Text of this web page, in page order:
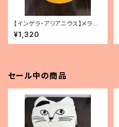
【インゲラ・アリアニウス】メラミ
ンプレート（ワニ）
¥1,320
セール中の商品